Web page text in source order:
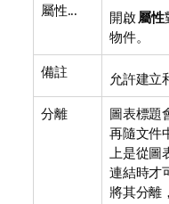
屬性... 開啟屬性
物件。
備註 允許建立
分離
圖表標題
再隨文件
上是從
連結時才
將其分離